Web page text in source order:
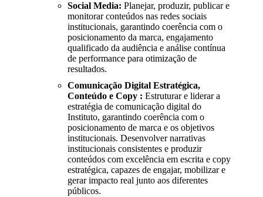
Social Media: Planejar, produzir, publicar e
monitorar conteúdos nas redes sociais
institucionais, garantindo coerência com o
posicionamento da marca, engajamento
qualificado da audiência e análise contínua
de performance para otimização de
resultados.
Comunicação Digital Estratégica,
Conteúdo e Copy : Estruturar e liderar a
estratégia de comunicação digital do
Instituto, garantindo coerência com o
posicionamento de marca e os objetivos
institucionais. Desenvolver narrativas
institucionais consistentes e produzir
conteúdos com excelência em escrita e copy
estratégica, capazes de engajar, mobilizar e
gerar impacto real junto aos diferentes
públicos.